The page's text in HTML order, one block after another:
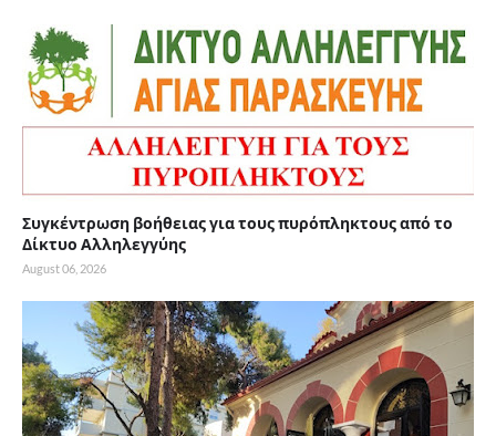
Συγκέντρωση βοήθειας για τους πυρόπληκτους από το
Δίκτυο Αλληλεγγύης
August 06, 2026